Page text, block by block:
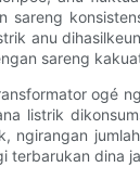
anu
sareng
ogé
listrik
terbarukan dina